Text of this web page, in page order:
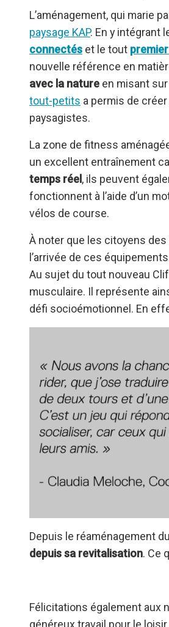
L’aménagement, qui marie
paysage KAP. En y intégrant
connectés et le tout
nouvelle référence en
avec la nature en misant
tout-petits a permis de
paysagistes.
La zone de fitness
un excellent entraînement
temps réel , ils peuvent
fonctionnent à l’aide d’un
vélos de course.
À noter que les citoyens
l’arrivée de ces
Au sujet du tout nouveau
musculaire. Il représente
défi socioémotionnel. En
Depuis le réaménagement
depuis sa revitalisation. Ce
Félicitations également aux